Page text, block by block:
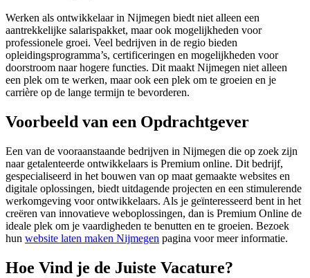
Werken als ontwikkelaar in Nijmegen biedt niet alleen een
aantrekkelijke salarispakket, maar ook mogelijkheden voor
professionele groei. Veel bedrijven in de regio bieden
opleidingsprogramma’s, certificeringen en mogelijkheden voor
doorstroom naar hogere functies. Dit maakt Nijmegen niet alleen
een plek om te werken, maar ook een plek om te groeien en je
carrière op de lange termijn te bevorderen.
Voorbeeld van een Opdrachtgever
Een van de vooraanstaande bedrijven in Nijmegen die op zoek zijn
naar getalenteerde ontwikkelaars is Premium online. Dit bedrijf,
gespecialiseerd in het bouwen van op maat gemaakte websites en
digitale oplossingen, biedt uitdagende projecten en een stimulerende
werkomgeving voor ontwikkelaars. Als je geïnteresseerd bent in het
creëren van innovatieve weboplossingen, dan is Premium Online de
ideale plek om je vaardigheden te benutten en te groeien. Bezoek
hun website laten maken Nijmegen pagina voor meer informatie.
Hoe Vind je de Juiste Vacature?